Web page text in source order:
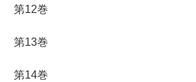
第12巻
第13巻
第14巻